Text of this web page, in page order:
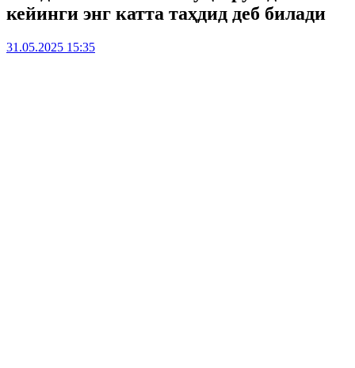
кейинги энг катта таҳдид деб билади
31.05.2025 15:35